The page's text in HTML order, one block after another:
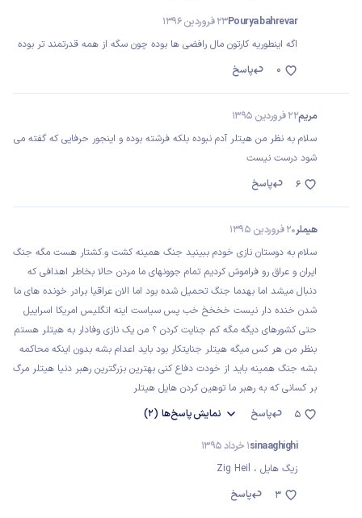
Pourya bahrevar23 فروردین 1396
اگه اینطوریه کارتون مال رافضی ها بوده چون سگه از همه قدرتمند تر بوده
پاسخ
0
مریم22 فروردین 1395
سلام به نظر من هیتلر آدم نبوده بلکه فرشته بوده و اینجور حرفایی که گفته می
شود درست نیست
پاسخ
6
هیملر20 فروردین 1395
سلام به دوستان نازی خودم ببینید جنگ همینه کشت و.کشتار هست مگه جنگ
ایران و عراق رو فراموش کردیم تمام جوونهای ما مردن حالا بخاطر اهدافی که
دنبال میشد اما بهدما جنگ تحمیل شده بود اما الان عراقیا برادر خونده های ما
شدن خنده دار نیست خخخخ خب پس سیاست اینه انگلیس امریکا اسراییل
حتی کشورهای دیگه مگه کم جنایت کردن ؟ من یک نازی وفادار به هیتلر هستم
بنظر من هر کس میگه هیتلر جنایتکار بود باید اعدام بشه بدون اینکه محاکمه
بشه جنگ همینه باید از خودت دفاع کنی بهترین بزرگترین رهبر دنیا هیتلر مرگ
بر کسانی که به رهبر ما توهین کردن هایل هیتلر
پاسخ
نمایشپاسخ‌ها (2) 5
sinaaghighi1 خرداد 1395
زیگ هایل ، Zig Heil
پاسخ
3